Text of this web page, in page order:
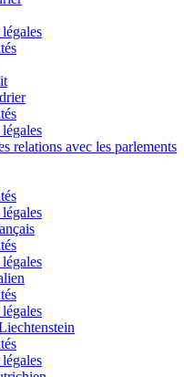
relations avec les parlements